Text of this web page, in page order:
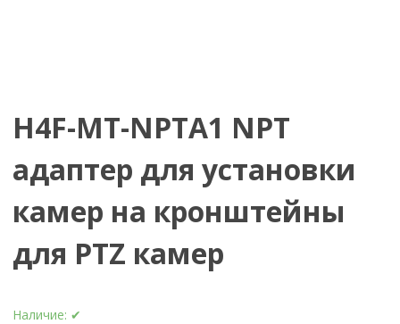
H4F-MT-NPTA1 NPT
адаптер для установки
камер на кронштейны
для PTZ камер
Наличие: ✔